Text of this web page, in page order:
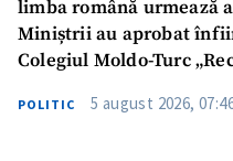
limba română urmează
Miniștrii au aprobat
Colegiul Moldo-Turc
POLITIC 5 august 2026,